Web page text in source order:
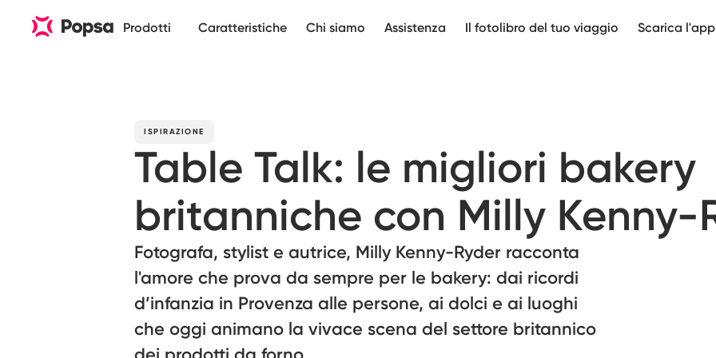
Prodotti Caratteristiche Chi siamo Assistenza Il fotolibro del tuo viaggio Scarica l'app
ISPIRAZIONE
Table Talk: le migliori bakery
britanniche con Milly Kenny-
Fotografa, stylist e autrice, Milly Kenny-Ryder racconta
l'amore che prova da sempre per le bakery: dai ricordi
d’infanzia in Provenza alle persone, ai dolci e ai luoghi
che oggi animano la vivace scena del settore britannico